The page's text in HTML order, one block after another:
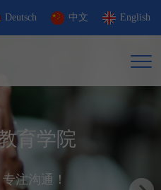
Deutsch 中文 English
育学院
注沟通！